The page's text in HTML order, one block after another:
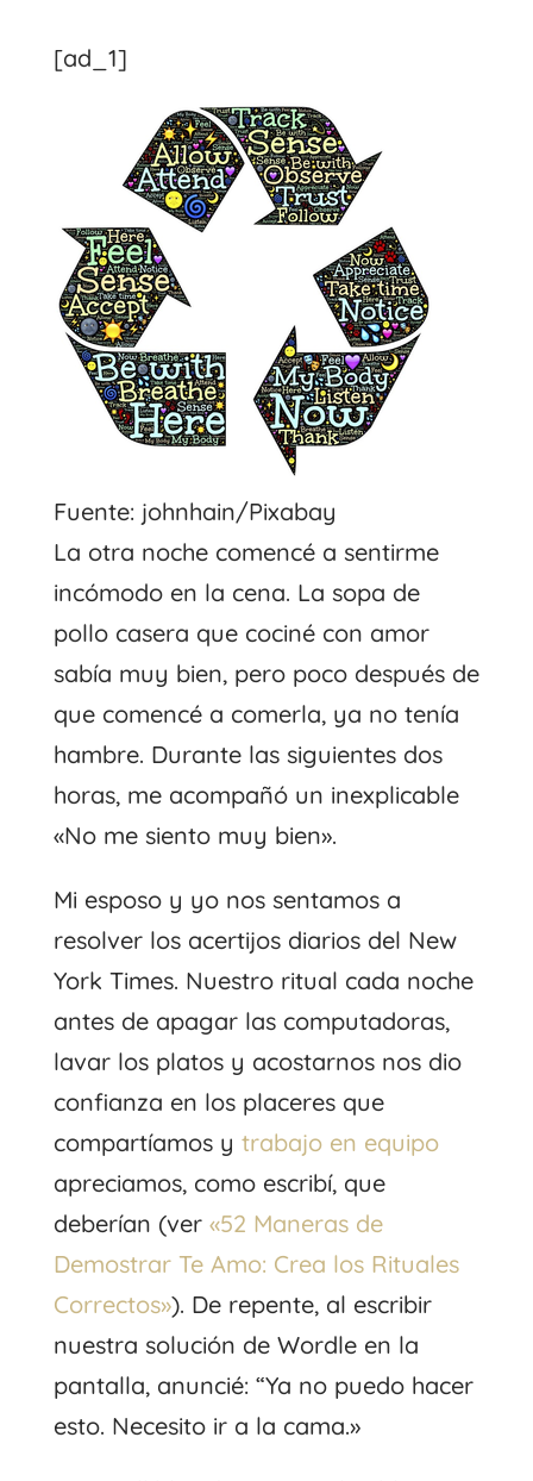
[ad_1]
Fuente: johnhain/Pixabay
La otra noche comencé a sentirme
incómodo en la cena. La sopa de
pollo casera que cociné con amor
sabía muy bien, pero poco después de
que comencé a comerla, ya no tenía
hambre. Durante las siguientes dos
horas, me acompañó un inexplicable
«No me siento muy bien».
Mi esposo y yo nos sentamos a
resolver los acertijos diarios del New
York Times. Nuestro ritual cada noche
antes de apagar las computadoras,
lavar los platos y acostarnos nos dio
confianza en los placeres que
compartíamos y trabajo en equipo
apreciamos, como escribí, que
deberían (ver «52 Maneras de
Demostrar Te Amo: Crea los Rituales
Correctos»). De repente, al escribir
nuestra solución de Wordle en la
pantalla, anuncié: “Ya no puedo hacer
esto. Necesito ir a la cama.»